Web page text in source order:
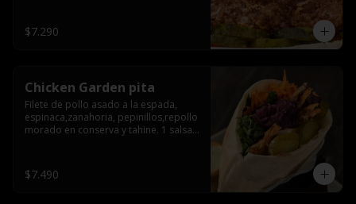
$7.290
Chicken Garden pita
Filete de pollo asado a la espada,
espinaca,zanahoria, pepinillos,repollo
morado en conserva y tahine. 1 salsa
$7.490